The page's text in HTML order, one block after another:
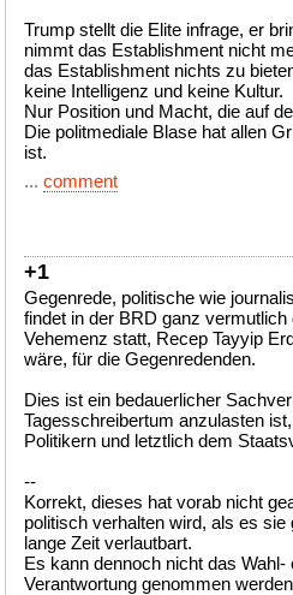
Trump stellt die Elite infrage, er
nimmt das Establishment nicht
das Establishment nichts zu
keine Intelligenz und keine Kultur.
Nur Position und Macht, die auf
Die politmediale Blase hat allen
ist.
... comment
+1
Gegenrede, politische wie
findet in der BRD ganz
Vehemenz statt, Recep Tayyip
wäre, für die Gegenredenden.
Dies ist ein bedauerlicher
Tagesschreibertum anzulasten
Politikern und letztlich dem
--
Korrekt, dieses hat vorab nicht
politisch verhalten wird, als es
lange Zeit verlautbart.
Es kann dennoch nicht das
Verantwortung genommen